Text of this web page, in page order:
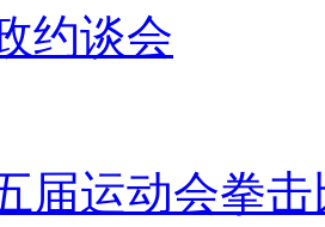
约谈会
届运动会拳